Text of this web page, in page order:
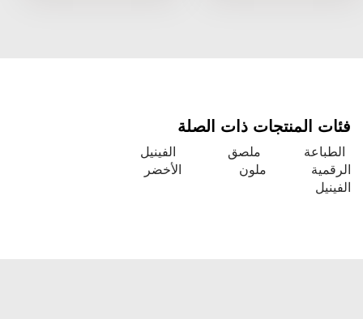
فئات المنتجات ذات الصلة
الطباعة
الرقمية
الفينيل
ملصق
ملون
الفينيل
الأخضر